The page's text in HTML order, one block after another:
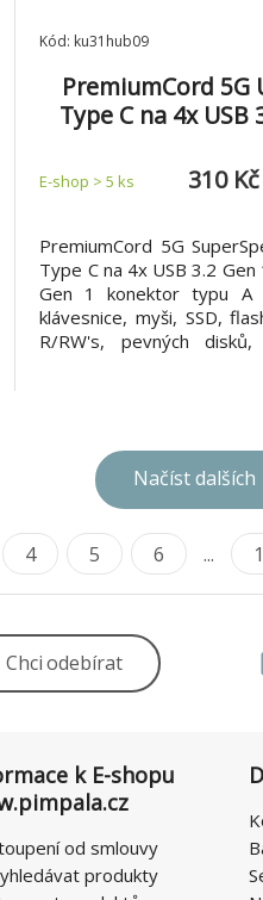
Kód: ku31hub09
PremiumCord 5G
Type C na 4x USB
E-shop > 5 ks 310 Kč
PremiumCord 5G
Type C na 4x USB 3.2
Gen 1 konektor typu A
klávesnice, myši, SSD,
R/RW's, pevných
127 USB
Načíst dalších
4 5 6 ...
Chciodebírat
k E-shopu
od smlouvy
produkty